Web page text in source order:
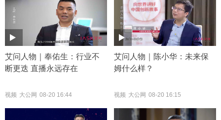
艾问人物｜奉佑生：行业不
断更迭 直播永远存在
视频 大公网 08-20 16:44
艾问人物｜陈小华：未来保
姆什么样？
视频 大公网 08-20 16:15